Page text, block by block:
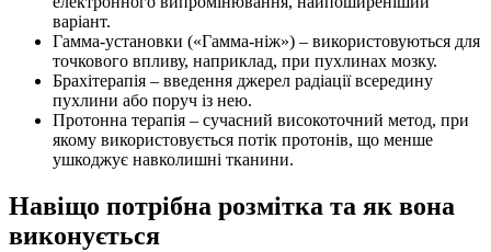
варіант.
Гамма-установки («Гамма-ніж») – використовуються для
точкового впливу, наприклад, при пухлинах мозку.
Брахітерапія – введення джерел радіації всередину
пухлини або поруч із нею.
Протонна терапія – сучасний високоточний метод, при
якому використовується потік протонів, що менше
ушкоджує навколишні тканини.
Навіщо потрібна розмітка та як вона
виконується